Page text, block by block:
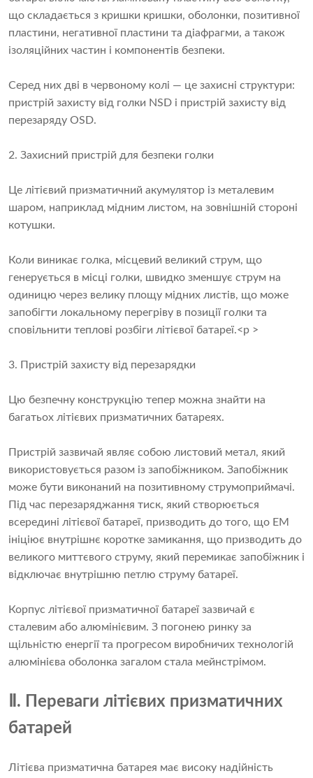
що складається з кришки кришки, оболонки, позитивної
пластини, негативної пластини та діафрагми, а також
ізоляційних частин і компонентів безпеки.
Серед них дві в червоному колі — це захисні структури:
пристрій захисту від голки NSD і пристрій захисту від
перезаряду OSD.
2. Захисний пристрій для безпеки голки
Це літієвий призматичний акумулятор із металевим
шаром, наприклад мідним листом, на зовнішній стороні
котушки.
Коли виникає голка, місцевий великий струм, що
генерується в місці голки, швидко зменшує струм на
одиницю через велику площу мідних листів, що може
запобігти локальному перегріву в позиції голки та
сповільнити теплові розбіги літієвої батареї.<p >
3. Пристрій захисту від перезарядки
Цю безпечну конструкцію тепер можна знайти на
багатьох літієвих призматичних батареях.
Пристрій зазвичай являє собою листовий метал, який
використовується разом із запобіжником. Запобіжник
може бути виконаний на позитивному струмоприймачі.
Під час перезаряджання тиск, який створюється
всередині літієвої батареї, призводить до того, що ЕМ
ініціює внутрішнє коротке замикання, що призводить до
великого миттєвого струму, який перемикає запобіжник і
відключає внутрішню петлю струму батареї.
Корпус літієвої призматичної батареї зазвичай є
сталевим або алюмінієвим. З погонею ринку за
щільністю енергії та прогресом виробничих технологій
алюмінієва оболонка загалом стала мейнстрімом.
Ⅱ. Переваги літієвих призматичних
батарей
Літієва призматична батарея має високу надійність